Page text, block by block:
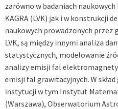
zarówno w badaniach
KAGRA (LVK) jak i w konstrukcji
naukowych prowadzonych przez
LVK, są między innymi analiza
statystycznych, modelowanie
analizy emisji fal
emisji fal grawitacyjnych. W
instytucji w tym Instytut
(Warszawa), Obserwatorium